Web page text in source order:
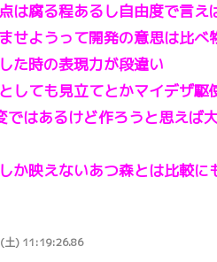
は腐る程あるし自由度で言
せようって開発の意思は比べ
た時の表現力が段違い
しても見立てとかマイデザ駆
ではあるけど作ろうと思えば
か映えないあつ森とは比較に
) 11:19:26.86